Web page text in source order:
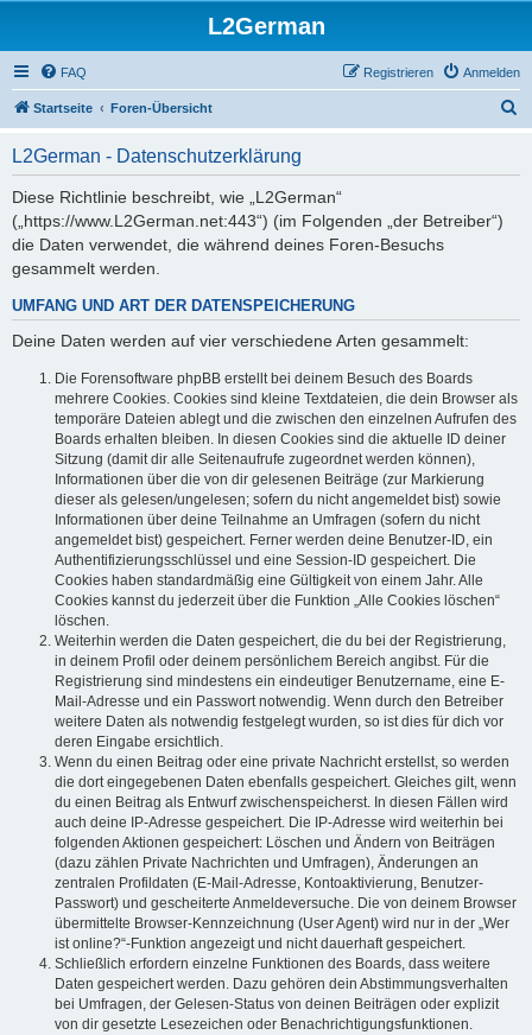
L2German
FAQ Anmelden
Registrieren
Startseite Foren-Übersicht
L2German - Datenschutzerklärung
Diese Richtlinie beschreibt, wie „L2German“
(„https://www.L2German.net:443“) (im Folgenden „der Betreiber“)
die Daten verwendet, die während deines Foren-Besuchs
gesammelt werden.
UMFANG UND ART DER DATENSPEICHERUNG
Deine Daten werden auf vier verschiedene Arten gesammelt:
Die Forensoftware phpBB erstellt bei deinem Besuch des Boards
mehrere Cookies. Cookies sind kleine Textdateien, die dein Browser als
temporäre Dateien ablegt und die zwischen den einzelnen Aufrufen des
Boards erhalten bleiben. In diesen Cookies sind die aktuelle ID deiner
Sitzung (damit dir alle Seitenaufrufe zugeordnet werden können),
Informationen über die von dir gelesenen Beiträge (zur Markierung
dieser als gelesen/ungelesen; sofern du nicht angemeldet bist) sowie
Informationen über deine Teilnahme an Umfragen (sofern du nicht
angemeldet bist) gespeichert. Ferner werden deine Benutzer-ID, ein
Authentifizierungsschlüssel und eine Session-ID gespeichert. Die
Cookies haben standardmäßig eine Gültigkeit von einem Jahr. Alle
Cookies kannst du jederzeit über die Funktion „Alle Cookies löschen“
löschen.
Weiterhin werden die Daten gespeichert, die du bei der Registrierung,
in deinem Profil oder deinem persönlichem Bereich angibst. Für die
Registrierung sind mindestens ein eindeutiger Benutzername, eine E-
Mail-Adresse und ein Passwort notwendig. Wenn durch den Betreiber
weitere Daten als notwendig festgelegt wurden, so ist dies für dich vor
deren Eingabe ersichtlich.
Wenn du einen Beitrag oder eine private Nachricht erstellst, so werden
die dort eingegebenen Daten ebenfalls gespeichert. Gleiches gilt, wenn
du einen Beitrag als Entwurf zwischenspeicherst. In diesen Fällen wird
auch deine IP-Adresse gespeichert. Die IP-Adresse wird weiterhin bei
folgenden Aktionen gespeichert: Löschen und Ändern von Beiträgen
(dazu zählen Private Nachrichten und Umfragen), Änderungen an
zentralen Profildaten (E-Mail-Adresse, Kontoaktivierung, Benutzer-
Passwort) und gescheiterte Anmeldeversuche. Die von deinem Browser
übermittelte Browser-Kennzeichnung (User Agent) wird nur in der „Wer
ist online?“-Funktion angezeigt und nicht dauerhaft gespeichert.
Schließlich erfordern einzelne Funktionen des Boards, dass weitere
Daten gespeichert werden. Dazu gehören dein Abstimmungsverhalten
bei Umfragen, der Gelesen-Status von deinen Beiträgen oder explizit
von dir gesetzte Lesezeichen oder Benachrichtigungsfunktionen.